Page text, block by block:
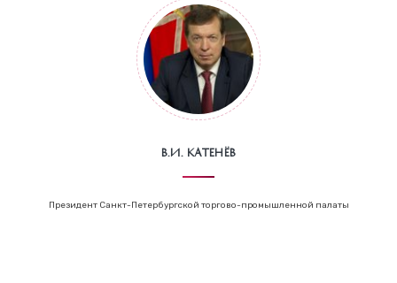
В.И. Катенёв
Президент Санкт-Петербургской торгово-промышленной палаты